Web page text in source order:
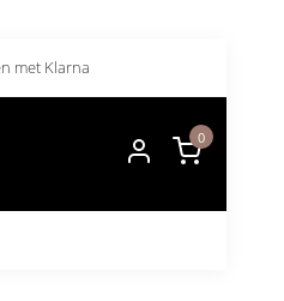
met Klarna
0